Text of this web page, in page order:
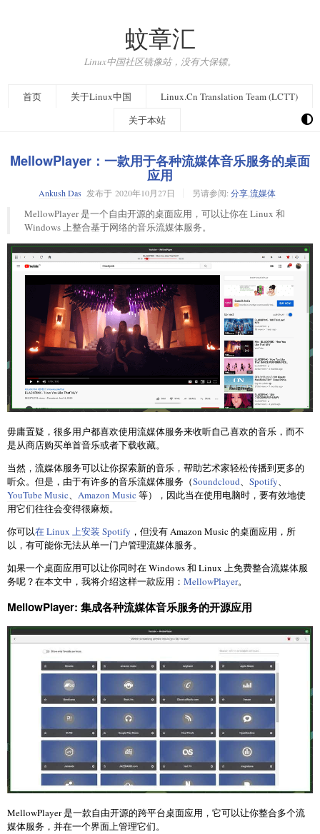
蚊章汇
Linux中国社区镜像站，没有大保镖。
首页 关于Linux中国
Linux.Cn Translation Team (LCTT)
关于本站
MellowPlayer：一款用于各种流媒体音乐服务的桌面
应用
Ankush Das 发布于 2020年10月27日 另请参阅: 分享流媒体
MellowPlayer 是一个自由开源的桌面应用，可以让你在 Linux 和
Windows 上整合基于网络的音乐流媒体服务。
毋庸置疑，很多用户都喜欢使用流媒体服务来收听自己喜欢的音乐，而不
是从商店购买单首音乐或者下载收藏。
当然，流媒体服务可以让你探索新的音乐，帮助艺术家轻松传播到更多的
听众。但是，由于有许多的音乐流媒体服务（Soundcloud、 Spotify、
YouTube Music、 Amazon Music 等），因此当在使用电脑时，要有效地使
用它们往往会变得很麻烦。
你可以在 Linux 上安装 Spotify ，但没有 Amazon Music 的桌面应用，所
以，有可能你无法从单一门户管理流媒体服务。
如果一个桌面应用可以让你同时在 Windows 和 Linux 上免费整合流媒体服
务呢？在本文中，我将介绍这样一款应用： MellowPlayer。
MellowPlayer: 集成各种流媒体音乐服务的开源应用
MellowPlayer 是一款自由开源的跨平台桌面应用，它可以让你整合多个流
媒体服务，并在一个界面上管理它们。